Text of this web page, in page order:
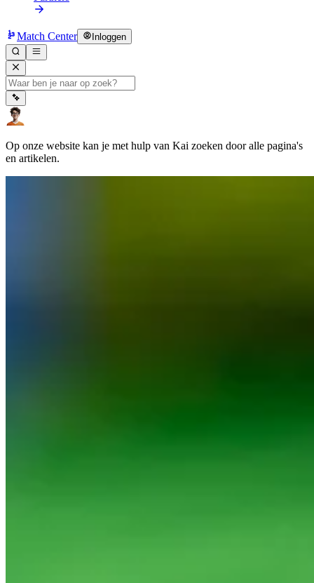
Match Center Inloggen
Op onze website kan je met hulp van Kai zoeken door alle pagina's
en artikelen.